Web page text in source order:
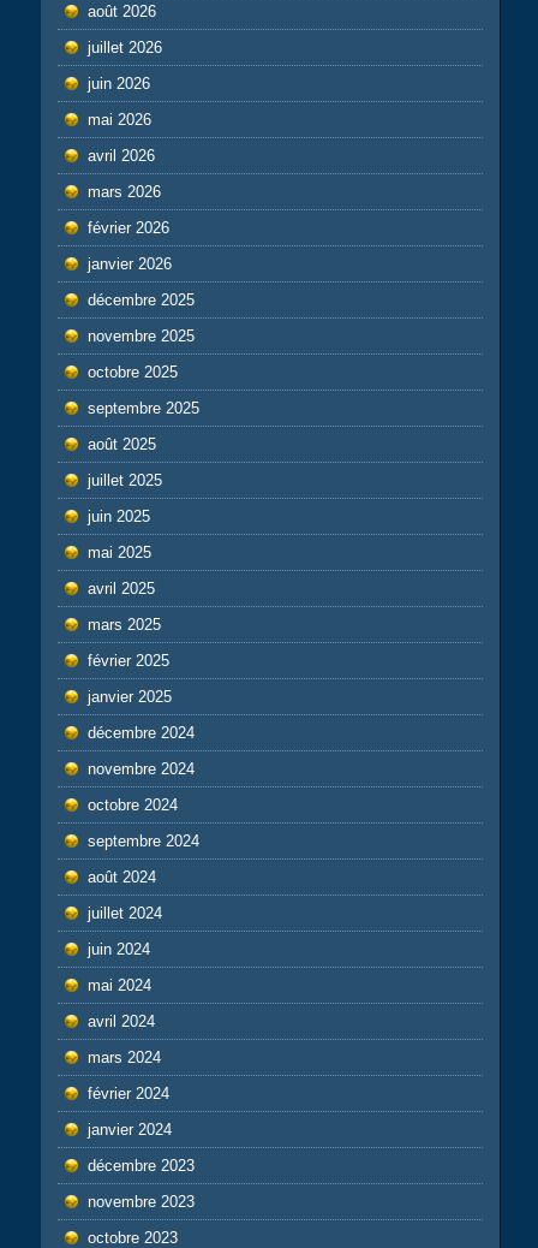
août 2026
juillet 2026
juin 2026
mai 2026
avril 2026
mars 2026
février 2026
janvier 2026
décembre 2025
novembre 2025
octobre 2025
septembre 2025
août 2025
juillet 2025
juin 2025
mai 2025
avril 2025
mars 2025
février 2025
janvier 2025
décembre 2024
novembre 2024
octobre 2024
septembre 2024
août 2024
juillet 2024
juin 2024
mai 2024
avril 2024
mars 2024
février 2024
janvier 2024
décembre 2023
novembre 2023
octobre 2023